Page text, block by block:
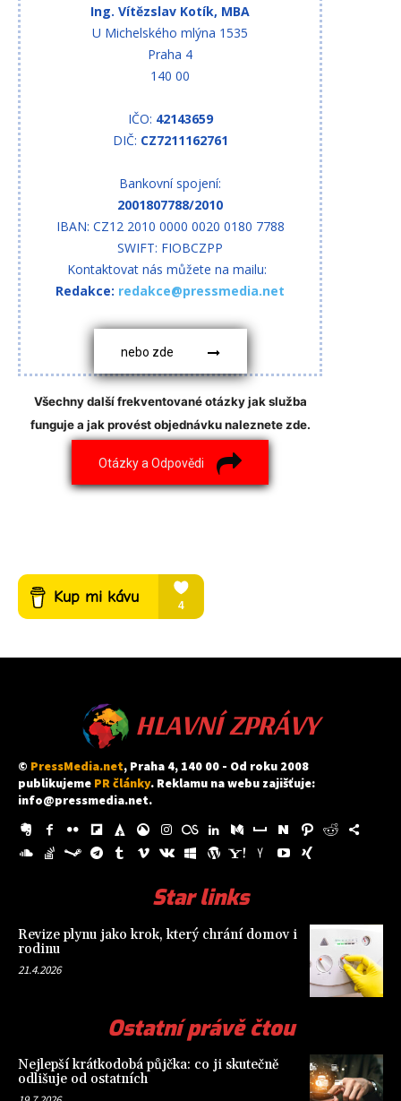
Ing. Vítězslav Kotík, MBA
U Michelského mlýna 1535
Praha 4
140 00
IČO: 42143659
DIČ: CZ7211162761
Bankovní spojení:
2001807788/2010
IBAN: CZ12 2010 0000 0020 0180 7788
SWIFT: FIOBCZPP
Kontaktovat nás můžete na mailu:
Redakce: redakce@pressmedia.net
nebo zde
Všechny další frekventované otázky jak služba
funguje a jak provést objednávku naleznete zde.
Otázky a Odpovědi
HLAVNÍ ZPRÁVY
© PressMedia.net, Praha 4, 140 00 - Od roku 2008
publikujeme PR články. Reklamu na webu zajišťuje:
info@pressmedia.net.
Star links
Revize plynu jako krok, který chrání domov i
rodinu
21.4.2026
Ostatní právě čtou
Nejlepší krátkodobá půjčka: co ji skutečně
odlišuje od ostatních